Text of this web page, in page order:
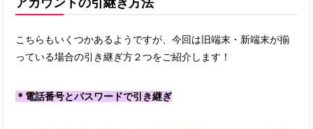
こちらもいくつかあるようですが、今回は旧端末・新端末が揃
っている場合の引き継ぎ方２つをご紹介します！
＊電話番号とパスワードで引き継ぎ